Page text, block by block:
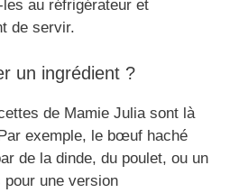
au réfrigérateur et
de servir.
un ingrédient ?
de Mamie Julia sont là
exemple, le bœuf haché
de la dinde, du poulet, ou un
pour une version